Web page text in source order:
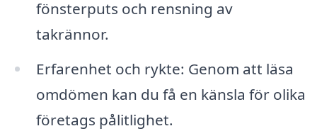
fönsterputs och rensning av
takrännor.
Erfarenhet och rykte: Genom att läsa
omdömen kan du få en känsla för olika
företags pålitlighet.